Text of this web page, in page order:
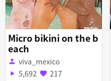
Micro bikini on the b
each
person viva_mexico
play_arrow 5,692 favorite 217